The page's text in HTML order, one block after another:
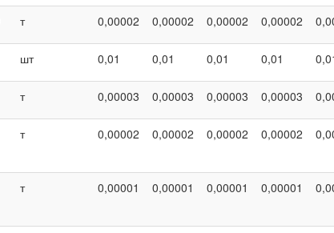
т 0,00002 0,00002 0,00002 0,00002
шт 0,01 0,01 0,01 0,01
т 0,00003 0,00003 0,00003 0,00003
т 0,00002 0,00002 0,00002 0,00002
т 0,00001 0,00001 0,00001 0,00001